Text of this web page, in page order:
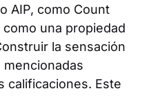
AIP, como Count
como una propiedad
la sensación
calificaciones. Este